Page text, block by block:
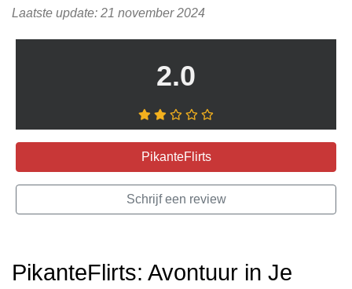
Laatste update: 21 november 2024
2.0
PikanteFlirts
Schrijf een review
PikanteFlirts: Avontuur in Je